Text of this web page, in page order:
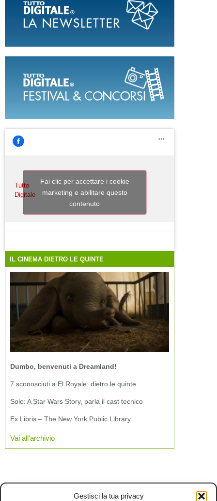
Gestisci la tua privacy
Tutto
Digitale
Fai clic per accettare i cookie
marketing e abilitare questo
contenuto
IL CINEMA DIETRO LE QUINTE
Dumbo, benvenuti a Dreamland!
7 sconosciuti a El Royale: dietro le quinte
Solo: A Star Wars Story, parla il cast tecnico
Ex Libris – The New York Public Library
Vai all'archivio